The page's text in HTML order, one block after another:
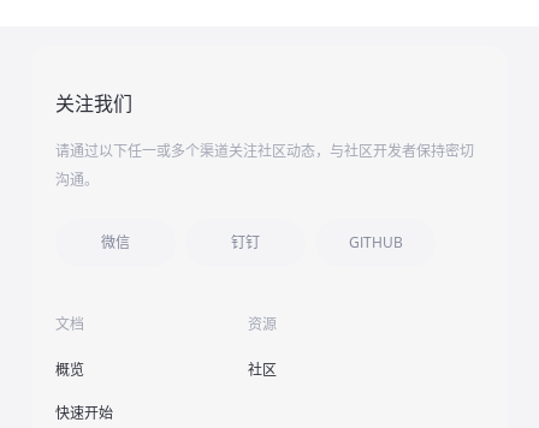
关注我们
请通过以下任一或多个渠道关注社区动态，与社区开发者保持密切
沟通。
微信 钉钉 GITHUB
文档
概览
快速开始
资源
社区